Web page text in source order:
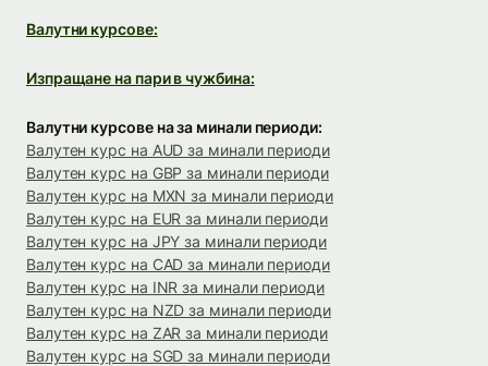
Валутни курсове:
Изпращане на пари в чужбина:
Валутни курсове на за минали периоди:
Валутен курс на AUD за минали периоди
Валутен курс на GBP за минали периоди
Валутен курс на MXN за минали периоди
Валутен курс на EUR за минали периоди
Валутен курс на JPY за минали периоди
Валутен курс на CAD за минали периоди
Валутен курс на INR за минали периоди
Валутен курс на NZD за минали периоди
Валутен курс на ZAR за минали периоди
Валутен курс на SGD за минали периоди